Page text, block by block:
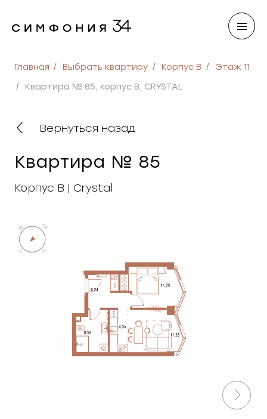
Главная Выбрать квартиру Корпус B
Этаж 11
Квартира № 85, корпус B, CRYSTAL
Вернуться назад
Квартира № 85
Корпус B | Crystal